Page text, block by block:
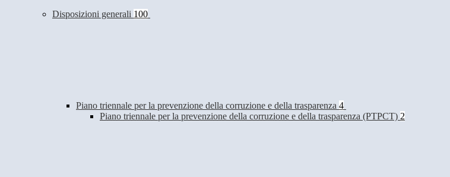
Disposizioni generali 100
Piano triennale per la prevenzione della corruzione e della trasparenza 4
Piano triennale per la prevenzione della corruzione e della trasparenza (PTPCT) 2